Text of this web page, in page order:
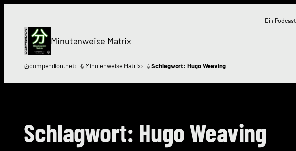
springen
Ein
Minutenweise Matrix
compendion.net Minutenweise Matrix Schlagwort: Hugo Weaving
Schlagwort: Hugo Weaving